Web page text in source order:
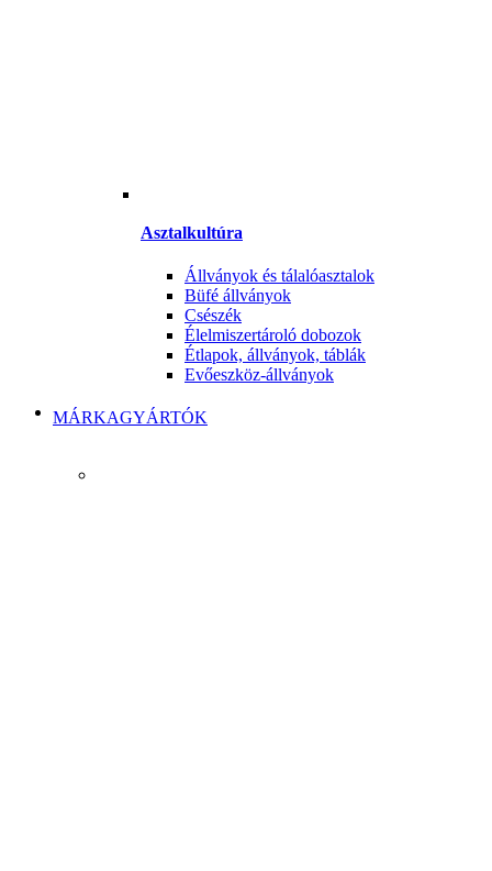
Asztalkultúra
Állványok és tálalóasztalok
Büfé állványok
Csészék
Élelmiszertároló dobozok
Étlapok, állványok, táblák
Evőeszköz-állványok
MÁRKAGYÁRTÓK